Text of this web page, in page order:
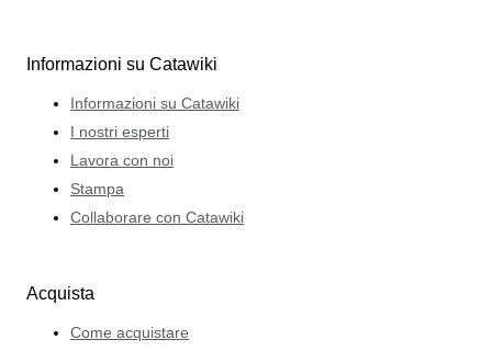
Informazioni su Catawiki
Informazioni su Catawiki
I nostri esperti
Lavora con noi
Stampa
Collaborare con Catawiki
Acquista
Come acquistare